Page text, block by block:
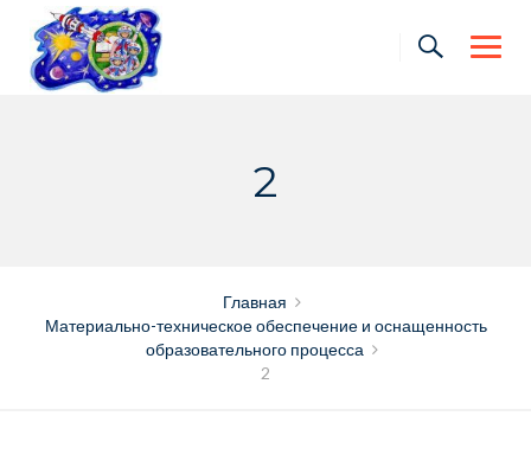
content
2
Главная
Материально-техническое обеспечение и оснащенность
образовательного процесса
2